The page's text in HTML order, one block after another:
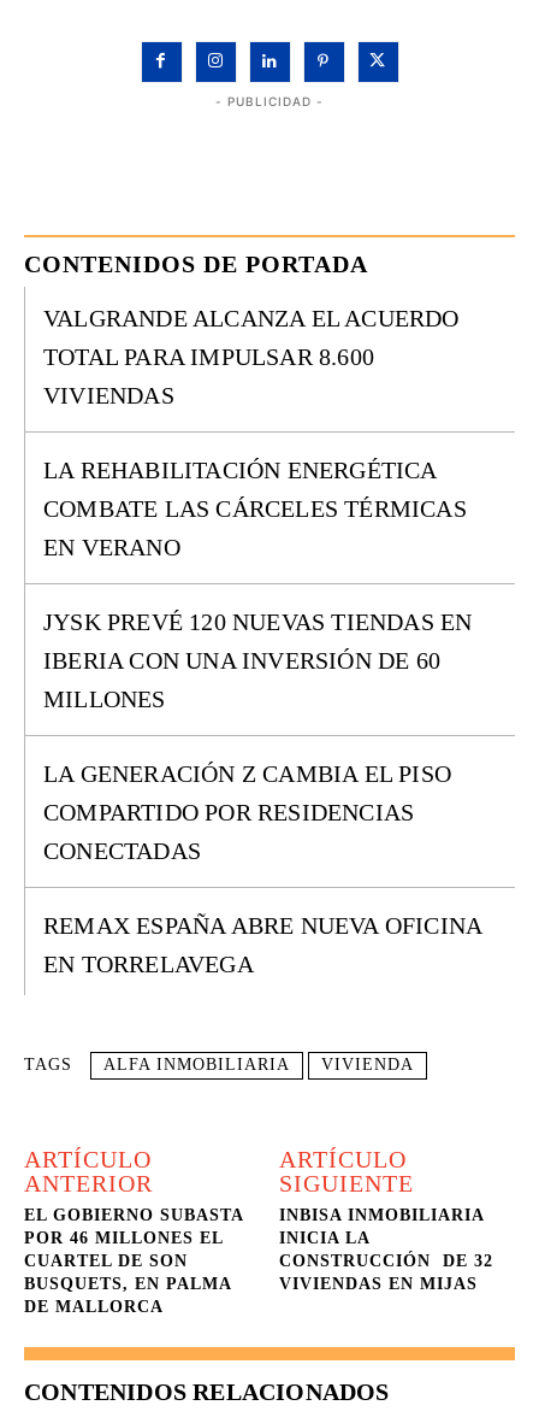
- PUBLICIDAD -
CONTENIDOS DE PORTADA
VALGRANDE ALCANZA EL ACUERDO
TOTAL PARA IMPULSAR 8.600
VIVIENDAS
LA REHABILITACIÓN ENERGÉTICA
COMBATE LAS CÁRCELES TÉRMICAS
EN VERANO
JYSK PREVÉ 120 NUEVAS TIENDAS EN
IBERIA CON UNA INVERSIÓN DE 60
MILLONES
LA GENERACIÓN Z CAMBIA EL PISO
COMPARTIDO POR RESIDENCIAS
CONECTADAS
REMAX ESPAÑA ABRE NUEVA OFICINA
EN TORRELAVEGA
TAGS ALFA INMOBILIARIA VIVIENDA
ARTÍCULO
ANTERIOR
EL GOBIERNO SUBASTA
POR 46 MILLONES EL
CUARTEL DE SON
BUSQUETS, EN PALMA
DE MALLORCA
ARTÍCULO
SIGUIENTE
INBISA INMOBILIARIA
INICIA LA
CONSTRUCCIÓN DE 32
VIVIENDAS EN MIJAS
CONTENIDOS RELACIONADOS